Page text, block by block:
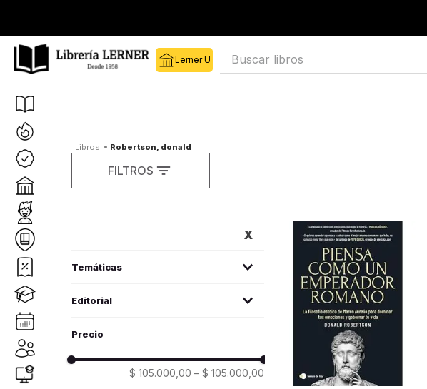
Buscar libros
robertson, donald
FILTROS
superación personal
Editorial
temas de hoy
$ 105.000,00 – $ 105.000,00